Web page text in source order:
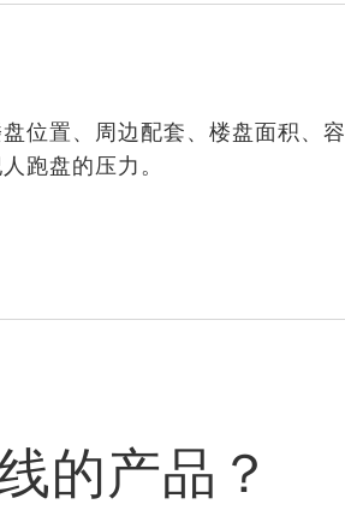
位置、周边配套、楼盘面积、
跑盘的压力。
的产品？